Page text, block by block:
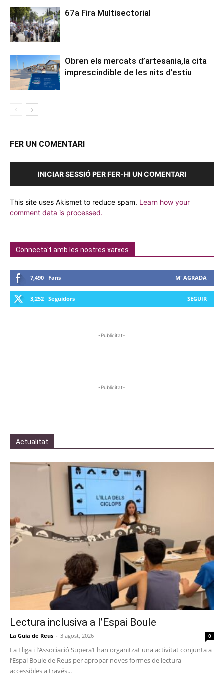
67a Fira Multisectorial
Obren els mercats d’artesania,la cita
imprescindible de les nits d’estiu
FER UN COMENTARI
INICIAR SESSIÓ PER FER-HI UN COMENTARI
This site uses Akismet to reduce spam. Learn how your
comment data is processed.
Connecta't amb les nostres xarxes
7,490 Fans M' AGRADA
3,252 Seguidors SEGUIR
-Publicitat-
-Publicitat-
Actualitat
Lectura inclusiva a l’Espai Boule
La Guia de Reus - 3 agost, 2026 0
La Lliga i l’Associació Supera’t han organitzat una activitat conjunta a
l’Espai Boule de Reus per apropar noves formes de lectura
accessibles a través...